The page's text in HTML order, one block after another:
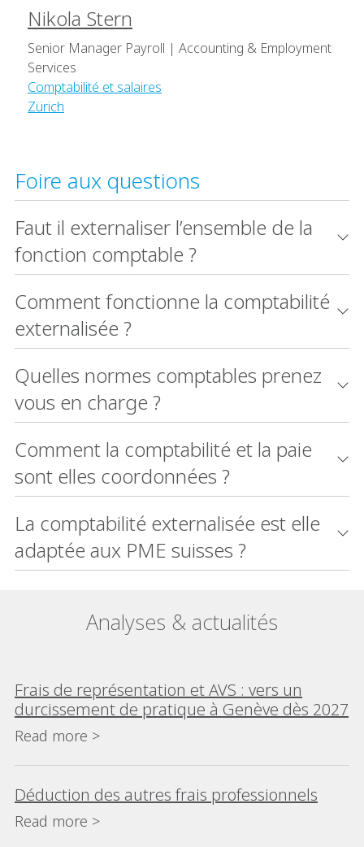
Nikola Stern
Senior Manager Payroll | Accounting & Employment
Services
Comptabilité et salaires
Zürich
Foire aux questions
Faut il externaliser l’ensemble de la
fonction comptable ?
Comment fonctionne la comptabilité
externalisée ?
Quelles normes comptables prenez
vous en charge ?
Comment la comptabilité et la paie
sont elles coordonnées ?
La comptabilité externalisée est elle
adaptée aux PME suisses ?
Analyses & actualités
Frais de représentation et AVS : vers un
durcissement de pratique à Genève dès 2027
Read more >
Déduction des autres frais professionnels
Read more >